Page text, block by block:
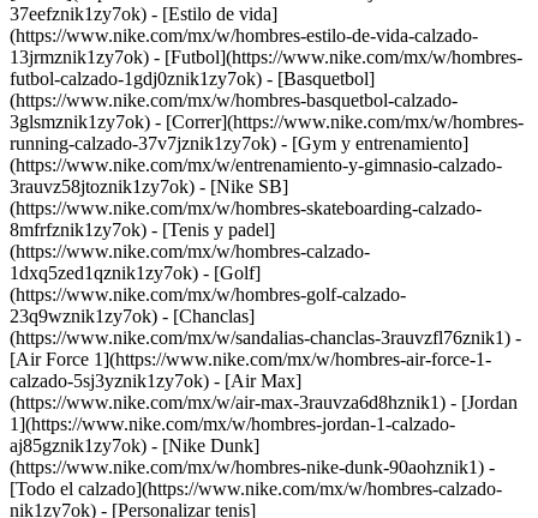
37eefznik1zy7ok) - [Estilo de vida]
(https://www.nike.com/mx/w/hombres-estilo-de-vida-calzado-
13jrmznik1zy7ok) - [Futbol](https://www.nike.com/mx/w/hombres-
futbol-calzado-1gdj0znik1zy7ok) - [Basquetbol]
(https://www.nike.com/mx/w/hombres-basquetbol-calzado-
3glsmznik1zy7ok) - [Correr](https://www.nike.com/mx/w/hombres-
running-calzado-37v7jznik1zy7ok) - [Gym y entrenamiento]
(https://www.nike.com/mx/w/entrenamiento-y-gimnasio-calzado-
3rauvz58jtoznik1zy7ok) - [Nike SB]
(https://www.nike.com/mx/w/hombres-skateboarding-calzado-
8mfrfznik1zy7ok) - [Tenis y padel]
(https://www.nike.com/mx/w/hombres-calzado-
1dxq5zed1qznik1zy7ok) - [Golf]
(https://www.nike.com/mx/w/hombres-golf-calzado-
23q9wznik1zy7ok) - [Chanclas]
(https://www.nike.com/mx/w/sandalias-chanclas-3rauvzfl76znik1) -
[Air Force 1](https://www.nike.com/mx/w/hombres-air-force-1-
calzado-5sj3yznik1zy7ok) - [Air Max]
(https://www.nike.com/mx/w/air-max-3rauvza6d8hznik1) - [Jordan
1](https://www.nike.com/mx/w/hombres-jordan-1-calzado-
aj85gznik1zy7ok) - [Nike Dunk]
(https://www.nike.com/mx/w/hombres-nike-dunk-90aohznik1) -
[Todo el calzado](https://www.nike.com/mx/w/hombres-calzado-
nik1zy7ok) - [Personalizar tenis]